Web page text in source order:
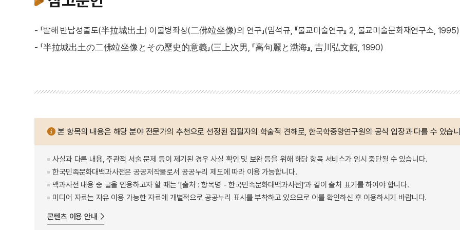
- 「발해 반납성출토(半拉城出土) 이불병좌상(二佛竝坐像)의 연구」(임석규, 『불교미술연구』 2, 불교미술문화재연구소, 1995)
- 「半拉城出土の二佛竝坐像とその歷史的意義」(三上次男, 『高句麗と渤海』, 吉川弘文館, 1990)
본 항목의 내용은 해당 분야 전문가의 추천으로 선정된 집필자의 학술적 견해로, 한국학중앙연구원의 공식 입장과 다를 수 있습
사실과 다른 내용, 주관적 서술 문제 등이 제기된 경우 사실 확인 및 보완 등을 위해 해당 항목 서비스가 임시 중단될 수 있습니다.
한국민족문화대백과사전은 공공저작물로서 공공누리 제도에 따라 이용 가능합니다.
백과사전 내용 중 글을 인용하고자 할 때는 '[출처 : 항목명 - 한국민족문화대백과사전]'과 같이 출처 표기를 하여야 합니다.
미디어 자료는 자유 이용 가능한 자료에 개별적으로 공공누리 표시를 부착하고 있으므로 이를 확인하신 후 이용하시기 바랍니다.
콘텐츠 이용 안내